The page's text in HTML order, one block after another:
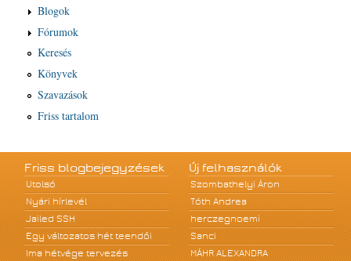
Blogok
Fórumok
Keresés
Könyvek
Szavazások
Friss tartalom
Friss blogbejegyzések
Utolsó
Nyári hírlevél
Jailed SSH
Egy változatos hét teendői
Ima hétvége tervezés
Új felhasználók
Szombathelyi Áron
Tóth Andrea
herczegnoemi
Sanci
MÁHR ALEXANDRA